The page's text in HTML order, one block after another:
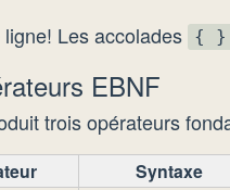
Les accolades { }
EBNF
trois opérateurs
Syntaxe